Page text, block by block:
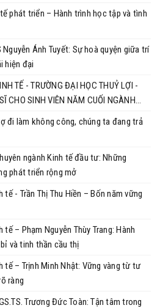
phát triển – Hành trình học tập và tình
Ánh Tuyết: Sự hoà quyện giữa trí
hiện đại
TẾ - TRƯỜNG ĐẠI HỌC THUỶ LỢI -
CHO SINH VIÊN NĂM CUỐI NGÀNH
đi làm không công, chúng ta đang trả
ngành Kinh tế đầu tư: Những
phát triển rộng mở
tế - Trần Thị Thu Hiền – Bốn năm vững
– Phạm Nguyễn Thùy Trang: Hành
và tinh thần cầu thị
tế – Trịnh Minh Nhật: Vững vàng từ tư
ràng
Trương Đức Toàn: Tận tâm trong